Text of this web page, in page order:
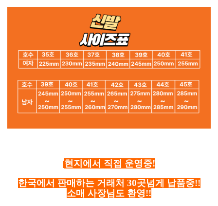
현지에서 직접 운영중!
한국에서 판매하는 거래처 30곳넘게 납품중!!
소매 사장님도 환영!!